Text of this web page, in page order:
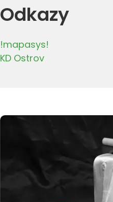
Odkazy
!mapasys!
KD Ostrov